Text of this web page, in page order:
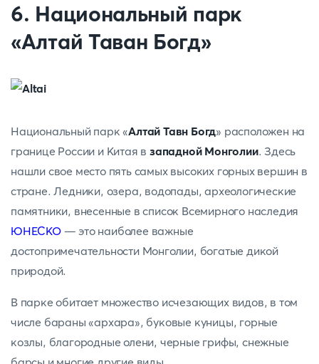
6. Национальный парк
«Алтай Таван Богд»
Национальный парк «Алтай Тавн Богд» расположен на
границе России и Китая взападной Монголии. Здесь
нашли свое место пять самых высоких горных вершин в
стране. Ледники, озера, водопады, археологические
памятники, внесенные в список Всемирного наследия
ЮНЕСКО— это наиболее важные
достопримечательности Монголии, богатые дикой
природой.
В парке обитает множество исчезающих видов, в том
числе бараны «архара», буковые куницы, горные
козлы, благородные олени, черные грифы, снежные